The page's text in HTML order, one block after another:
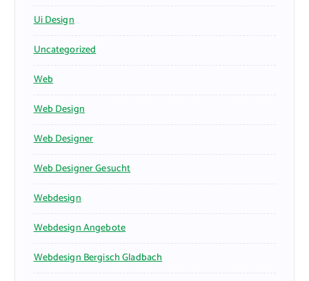
Ui Design
Uncategorized
Web
Web Design
Web Designer
Web Designer Gesucht
Webdesign
Webdesign Angebote
Webdesign Bergisch Gladbach